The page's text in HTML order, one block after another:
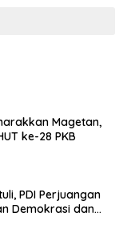
Magetan,
ke-28 PKB
PDI Perjuangan
Demokrasi dan